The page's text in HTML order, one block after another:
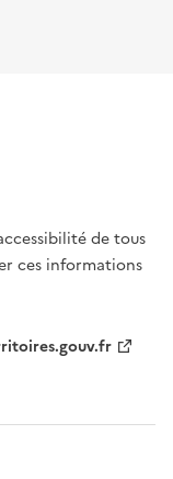
de tous
ces informations